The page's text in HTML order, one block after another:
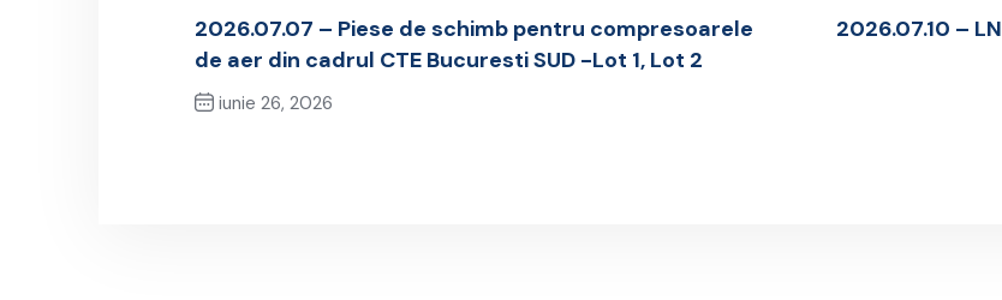
2026.07.07 – Piese de schimb pentru compresoarele
de aer din cadrul CTE Bucuresti SUD -Lot 1, Lot 2
iunie 26, 2026
2026.07.10 –